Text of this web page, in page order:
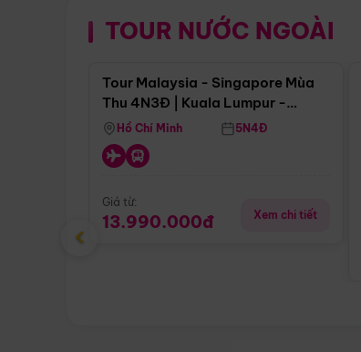
TOUR NƯỚC NGOÀI
Điểm nổi bật
Tour Malaysia - Singapore Mùa
Thu 4N3Đ | Kuala Lumpur -
Malacca - Johor Baru -
Singapore
Hồ Chí Minh 5N4Đ
Giá từ:
13.990.000đ Xem chi tiết
‹